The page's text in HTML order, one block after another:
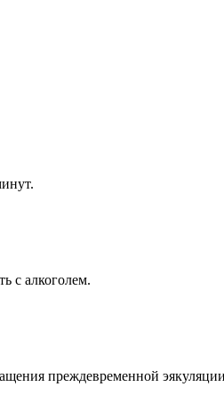
с алкоголем.
преждевременной